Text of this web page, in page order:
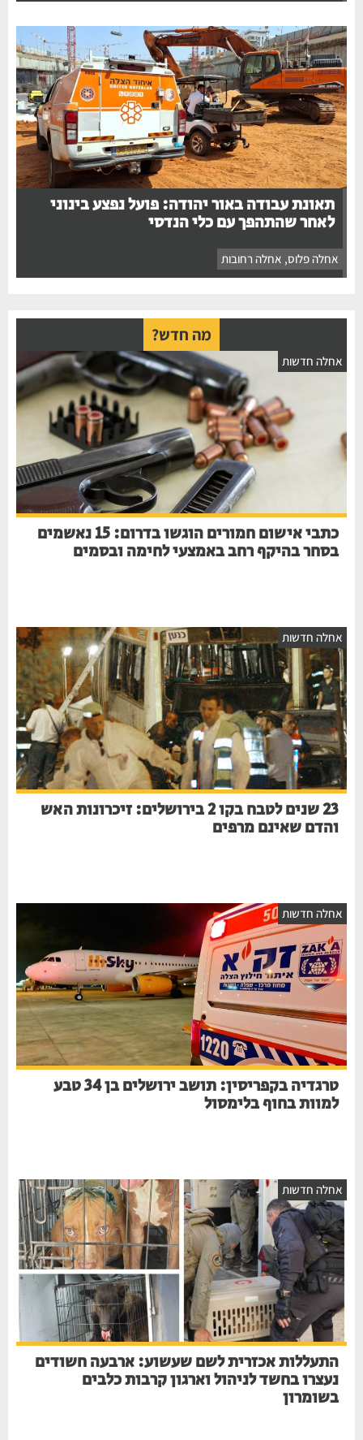
תאונת עבודה באור יהודה: פועל נפצע בינוני
לאחר שהתהפך עם כלי הנדסי
אחלה פלוס, אחלה רחובות
מה חדש?
אחלה חדשות
כתבי אישום חמורים הוגשו בדרום: 15 נאשמים
בסחר בהיקף רחב באמצעי לחימה ובסמים
אחלה חדשות
23 שנים לטבח בקו 2 בירושלים: זיכרונות האש
והדם שאינם מרפים
אחלה חדשות
טרגדיה בקפריסין: תושב ירושלים בן 34 טבע
למוות בחוף בלימסול
אחלה חדשות
התעללות אכזרית לשם שעשוע: ארבעה חשודים
נעצרו בחשד לניהול וארגון קרבות כלבים
בשומרון